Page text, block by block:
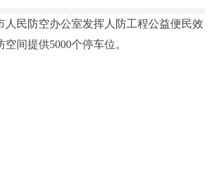
人民防空办公室发挥人防工程公益便民效
间提供5000个停车位。